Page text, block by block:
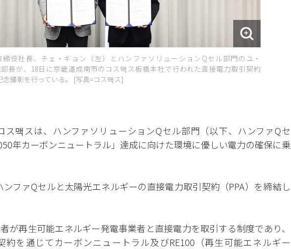
役社長、チェ・ギョン（左）とハンファソリューションQセル部門のユ・
長が、18日に京畿道成南市のコス맥ス板橋本社で行われた直接電力取引契約
念撮影を行っている。 [写真=コス맥ス]
ス맥スは、ハンファソリューションQセル部門（以下、ハンファQセ
年カーボンニュートラル」達成に向けた環境に優しい電力の確保に乗
ファQセルと太陽光エネルギーの直接電力取引契約（PPA）を締結し
が再生可能エネルギー発電事業者と直接電力を取引する制度であり、
約を通じてカーボンニュートラル及びRE100（再生可能エネルギー